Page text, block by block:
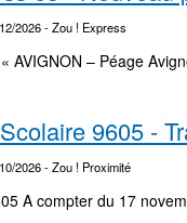
2026- Zou ! Express
« AVIGNON – Péage
9605 -
2026- Zou ! Proximité
A compter du 17